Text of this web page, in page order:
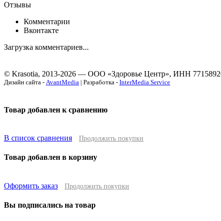
Отзывы
Комментарии
Вконтакте
Загрузка комментариев...
© Krasotia, 2013-2026 — ООО «Здоровье Центр», ИНН
Дизайн сайта - AvantMedia | Разработка - InterMedia Service
Товар добавлен к сравнению
В список сравнения Продолжить покупки
Товар добавлен в корзину
Оформить заказ Продолжить покупки
Вы подписались на товар